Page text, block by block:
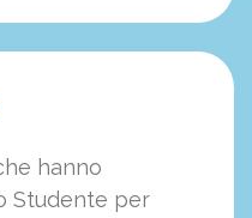
hanno
Studente per